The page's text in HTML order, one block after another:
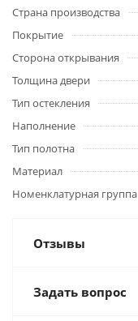
Страна производства
Покрытие
Сторона открывания
Толщина двери
Тип остекления
Наполнение
Тип полотна
Материал
Номенклатурная группа
Отзывы
Задать вопрос